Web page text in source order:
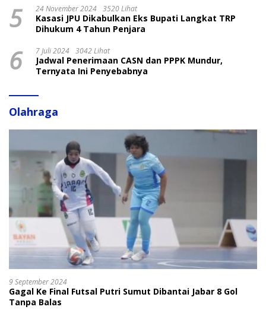
5 24 November 2024 3520 Lihat
Kasasi JPU Dikabulkan Eks Bupati Langkat TRP
Dihukum 4 Tahun Penjara
6 7 Juli 2024 3042 Lihat
Jadwal Penerimaan CASN dan PPPK Mundur,
Ternyata Ini Penyebabnya
Olahraga
9 September 2024
Gagal Ke Final Futsal Putri Sumut Dibantai Jabar 8 Gol
Tanpa Balas